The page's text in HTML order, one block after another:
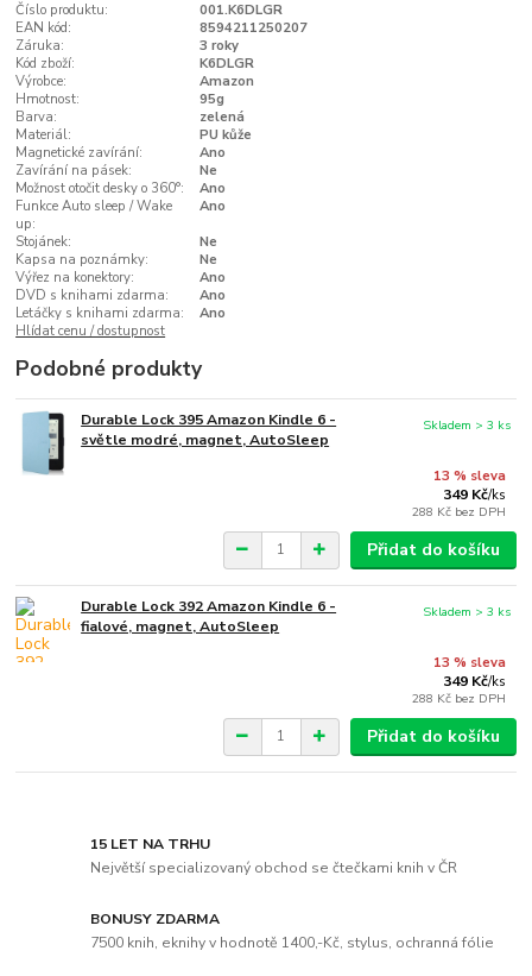
Číslo produktu:
001.K6DLGR
EAN kód:
8594211250207
Záruka:
3 roky
Kód zboží:
K6DLGR
Výrobce:
Amazon
Hmotnost:
95g
Barva:
zelená
Materiál:
PU kůže
Magnetické zavírání:
Ano
Zavírání na pásek:
Ne
Možnost otočit desky o 360°:
Ano
Funkce Auto sleep / Wake
up:
Ano
Stojánek:
Ne
Kapsa na poznámky:
Ne
Výřez na konektory:
Ano
DVD s knihami zdarma:
Ano
Letáčky s knihami zdarma:
Ano
Hlídat cenu / dostupnost
Podobné produkty
Durable Lock 395 Amazon Kindle 6 -
světle modré, magnet, AutoSleep
13 % sleva
349 Kč/ks
288 Kč bez DPH
Skladem > 3 ks
Přidat do košíku
Durable Lock 392 Amazon Kindle 6 -
fialové, magnet, AutoSleep
13 % sleva
349 Kč/ks
288 Kč bez DPH
Skladem > 3 ks
Přidat do košíku
15 LET NA TRHU
Největší specializovaný obchod se čtečkami knih v ČR
BONUSY ZDARMA
7500 knih, eknihy v hodnotě 1400,-Kč, stylus, ochranná fólie